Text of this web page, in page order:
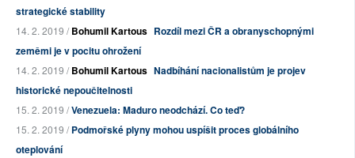
strategické stability
14. 2. 2019 /Bohumil Kartous Rozdíl mezi ČR a obranyschopnými
zeměmi je v pocitu ohrožení
14. 2. 2019 /Bohumil Kartous Nadbíhání nacionalistům je projev
historické nepoučitelnosti
15. 2. 2019 /Venezuela: Maduro neodchází. Co teď?
15. 2. 2019 /Podmořské plyny mohou uspíšit proces globálního
oteplování